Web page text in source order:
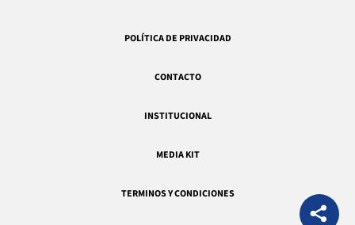
POLÍTICA DE PRIVACIDAD
CONTACTO
INSTITUCIONAL
MEDIA KIT
TERMINOS Y CONDICIONES